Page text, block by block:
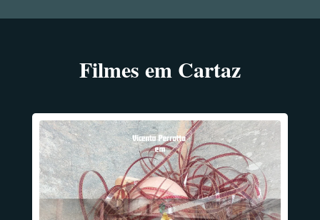
Filmes em Cartaz